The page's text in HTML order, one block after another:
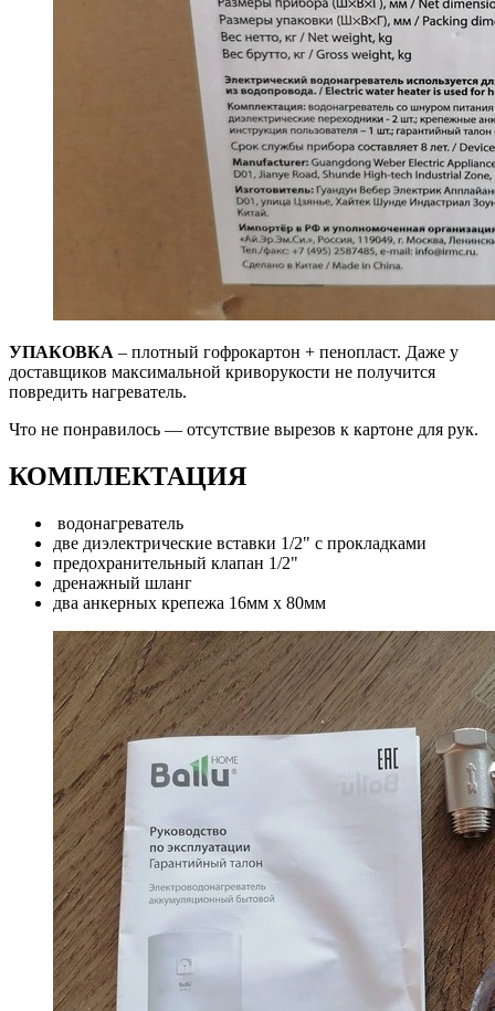
УПАКОВКА – плотный гофрокартон + пенопласт. Даже у
доставщиков максимальной криворукости не получится
повредить нагреватель.
Что не понравилось — отсутствие вырезов к картоне для рук.
КОМПЛЕКТАЦИЯ
водонагреватель
две диэлектрические вставки 1/2" с прокладками
предохранительный клапан 1/2"
дренажный шланг
два анкерных крепежа 16мм х 80мм